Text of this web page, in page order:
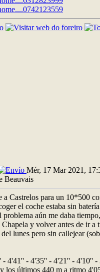
Mér, 17 Mar 2021,
Beauvais
a Castrelos para un 10*500
el coche estaba sin
aún me daba
y volver antes de ir a
lunes pero sin callejear
4'41'' - 4'35'' - 4'21'' - 4'10'' -
los últimos 440 m a ritmo